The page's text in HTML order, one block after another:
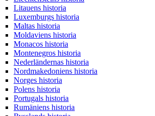
Litauens historia
Luxemburgs historia
Maltas historia
Moldaviens historia
Monacos historia
Montenegros historia
Nederländernas historia
Nordmakedoniens historia
Norges historia
Polens historia
Portugals historia
Rumäniens historia